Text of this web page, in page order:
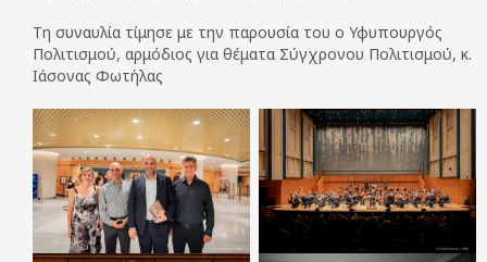
Τη συναυλία τίμησε με την παρουσία του ο Υφυπουργός
Πολιτισμού, αρμόδιος για θέματα Σύγχρονου Πολιτισμού, κ.
Ιάσονας Φωτήλας